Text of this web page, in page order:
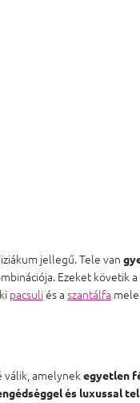
jellegű. Tele van
Ezeket követik a
pacsuliés a szantálfa
válik, amelynekegyetlen
és luxussal